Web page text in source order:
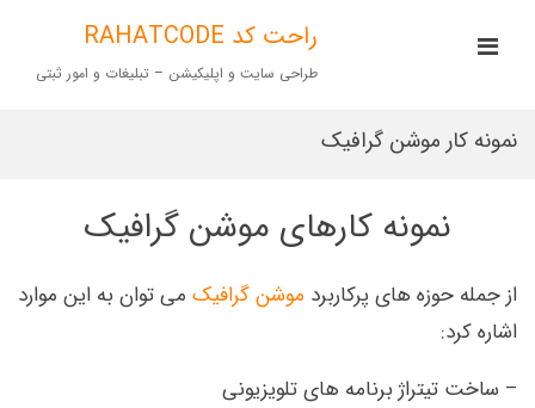
content
راحت کد RAHATCODE
طراحی سایت و اپلیکیشن – تبلیغات و امور ثبتیMenu
نمونه کار موشن گرافیک
نمونه کارهای موشن گرافیک
از جمله حوزه های پرکاربرد موشن گرافیک می توان به این موارد
اشاره کرد:
– ساخت تیتراژ برنامه های تلویزیونی